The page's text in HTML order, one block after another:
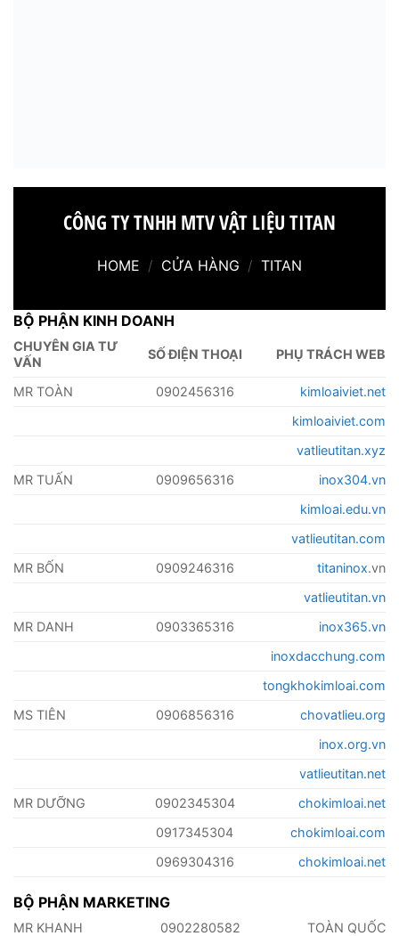
CÔNG TY TNHH MTV VẬT LIỆU TITAN
HOME / CỬA HÀNG / TITAN
BỘ PHẬN KINH DOANH
CHUYÊN GIA TƯ
VẤN
SỐ ĐIỆN THOẠI PHỤ TRÁCH WEB
MR TOÀN 0902456316
kimloaiviet.net
kimloaiviet.com
vatlieutitan.xyz
MR TUẤN
0909656316
inox304.vn
kimloai.edu.vn
vatlieutitan.com
MR BỐN
0909246316 titaninox.vn
vatlieutitan.vn
MR DANH
0903365316
inox365.vn
inoxdacchung.com
tongkhokimloai.com
MS TIÊN
0906856316
chovatlieu.org
inox.org.vn
vatlieutitan.net
MR DƯỠNG
0902345304
chokimloai.net
0917345304
chokimloai.com
0969304316
chokimloai.net
BỘ PHẬN MARKETING
MR KHANH 0902280582
TOÀN QUỐC